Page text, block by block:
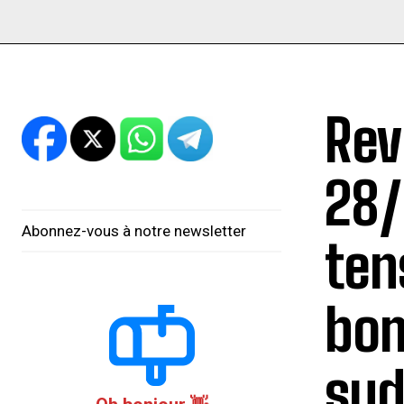
Abonnez-vous à notre newsletter